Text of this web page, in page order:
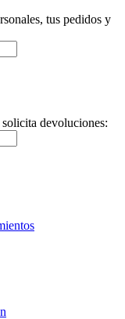
tus pedidos y
devoluciones: